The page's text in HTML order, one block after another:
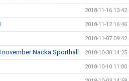
2018-11-16 13:42
2018-11-12 16:46
2018-11-07 09:42
Nacka Sporthall 2018-10-30 14:25
2018-10-10 11:00